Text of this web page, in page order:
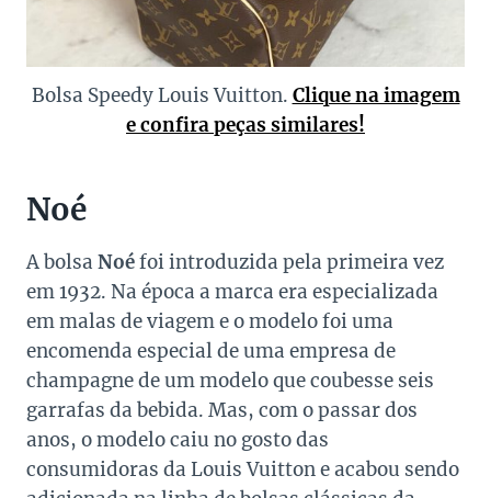
Bolsa Speedy Louis Vuitton. Clique na imagem
e confira peças similares!
Noé
A bolsa Noéfoi introduzida pela primeira vez
em 1932. Na época a marca era especializada
em malas de viagem e o modelo foi uma
encomenda especial de uma empresa de
champagne de um modelo que coubesse seis
garrafas da bebida. Mas, com o passar dos
anos, o modelo caiu no gosto das
consumidoras da Louis Vuitton e acabou sendo